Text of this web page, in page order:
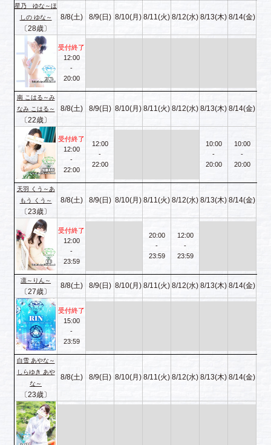
星乃 ゆな～ほ
しの ゆな～
〔28歳〕
8/8(土) 8/9(日) 8/10(月) 8/11(火) 8/12(水) 8/13(木) 8/14(金)
受付終了
12:00
-
20:00
南 こはる～み
なみ こはる～
〔22歳〕
8/8(土) 8/9(日) 8/10(月) 8/11(火) 8/12(水) 8/13(木) 8/14(金)
受付終了
12:00
-
22:00
12:00
-
22:00
10:00
-
20:00
10:00
-
20:00
天羽 くう～あ
もう くう～
〔23歳〕
8/8(土) 8/9(日) 8/10(月) 8/11(火) 8/12(水) 8/13(木) 8/14(金)
受付終了
12:00
-
23:59
20:00
-
23:59
12:00
-
23:59
凛～りん～
〔27歳〕
8/8(土) 8/9(日) 8/10(月) 8/11(火) 8/12(水) 8/13(木) 8/14(金)
受付終了
15:00
-
23:59
白雪 あやな～
しらゆき あや
な～
〔23歳〕
8/8(土) 8/9(日) 8/10(月) 8/11(火) 8/12(水) 8/13(木) 8/14(金)